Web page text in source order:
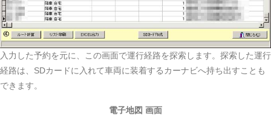
入力した予約を元に、この画面で運行経路を探索します。探索した運行
経路は、SDカードに入れて車両に装着するカーナビへ持ち出すことも
できます。
電子地図 画面